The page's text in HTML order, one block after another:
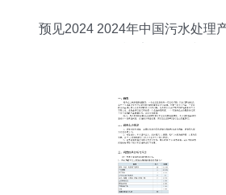
预见2024 2024年中国污水处理